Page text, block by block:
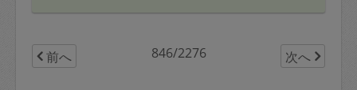
前へ 846/2276 次へ